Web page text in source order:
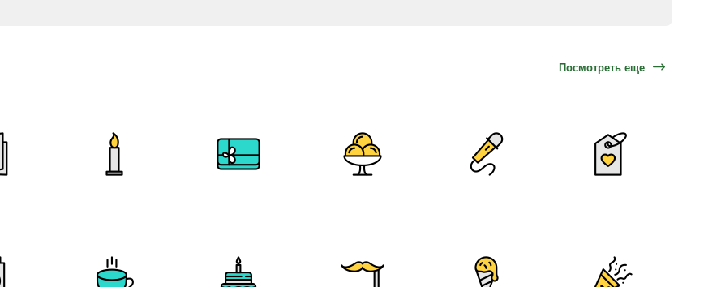
Посмотреть еще